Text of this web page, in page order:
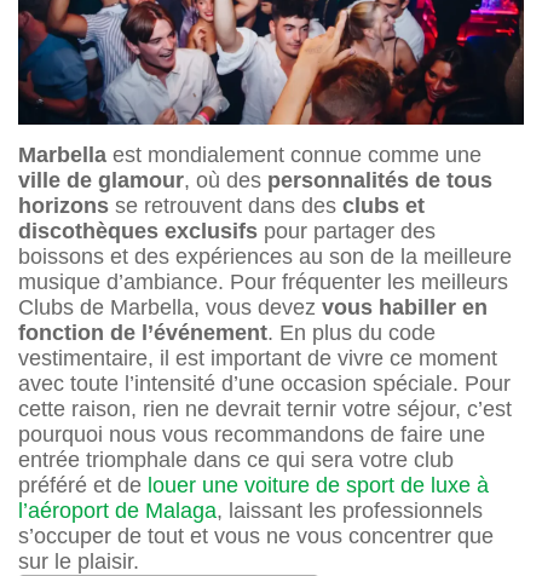
Marbella est mondialement connue comme une
ville de glamour, où des personnalités de tous
horizons se retrouvent dans des clubs et
discothèques exclusifs pour partager des
boissons et des expériences au son de la meilleure
musique d’ambiance. Pour fréquenter les meilleurs
Clubs de Marbella, vous devez vous habiller en
fonction de l’événement. En plus du code
vestimentaire, il est important de vivre ce moment
avec toute l’intensité d’une occasion spéciale. Pour
cette raison, rien ne devrait ternir votre séjour, c’est
pourquoi nous vous recommandons de faire une
entrée triomphale dans ce qui sera votre club
préféré et de louer une voiture de sport de luxe à
l’aéroport de Malaga, laissant les professionnels
s’occuper de tout et vous ne vous concentrer que
sur le plaisir.